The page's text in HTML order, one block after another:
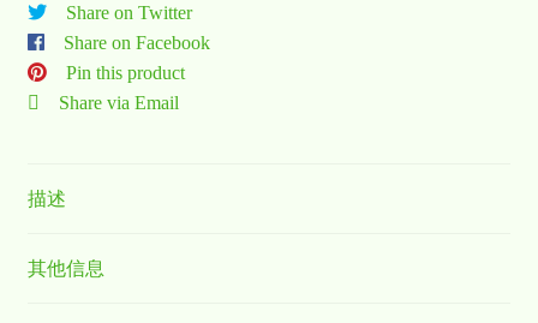
Share on Twitter
Share on Facebook
Pin this product
Share via Email
描述
其他信息